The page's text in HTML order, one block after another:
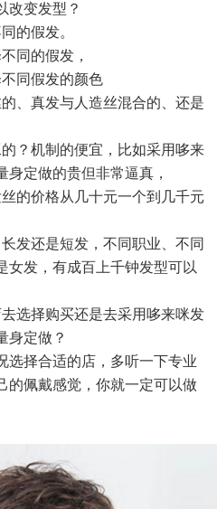
改变发型？
的假发。
同的假发，
同假发的颜色
、真发与人造丝混合的、还是
？机制的便宜，比如采用哆来
定做的贵但非常逼真，
的价格从几十元一个到几千元
发还是短发，不同职业、不同
女发，有成百上千钟发型可以
选择购买还是去采用哆来咪发
身定做？
选择合适的店，多听一下专业
的佩戴感觉，你就一定可以做